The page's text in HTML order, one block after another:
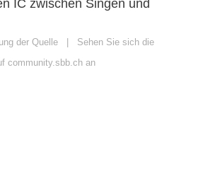
IC zwischen Singen und
der Quelle | Sehen Sie sich die
community.sbb.ch an